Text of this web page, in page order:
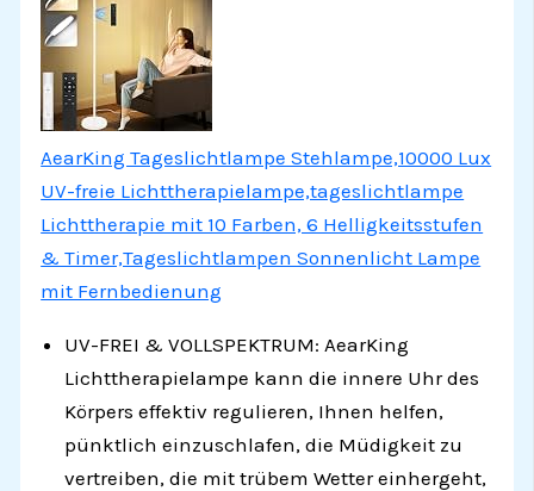
AearKing Tageslichtlampe Stehlampe,10000 Lux
UV-freie Lichttherapielampe,tageslichtlampe
Lichttherapie mit 10 Farben, 6 Helligkeitsstufen
& Timer,Tageslichtlampen Sonnenlicht Lampe
mit Fernbedienung
UV-FREI & VOLLSPEKTRUM: AearKing
Lichttherapielampe kann die innere Uhr des
Körpers effektiv regulieren, Ihnen helfen,
pünktlich einzuschlafen, die Müdigkeit zu
vertreiben, die mit trübem Wetter einhergeht,